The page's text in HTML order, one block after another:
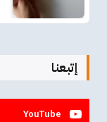
إتبعنا
YouTube